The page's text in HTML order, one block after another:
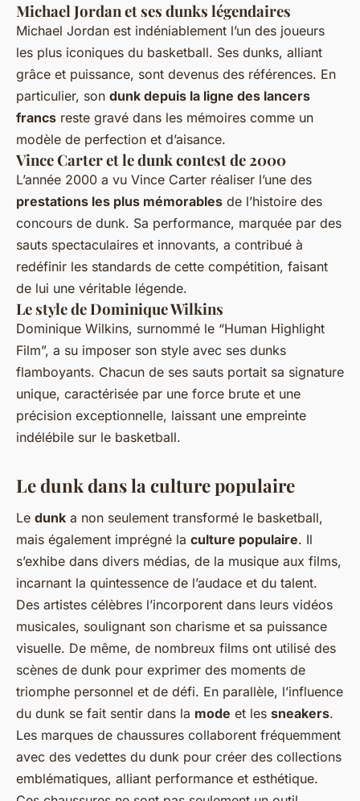
Michael Jordan et ses dunks légendaires
Michael Jordan est indéniablement l’un des joueurs
les plus iconiques du basketball. Ses dunks, alliant
grâce et puissance, sont devenus des références. En
particulier, son dunk depuis la ligne des lancers
francs reste gravé dans les mémoires comme un
modèle de perfection et d’aisance.
Vince Carter et le dunk contest de 2000
L’année 2000 a vu Vince Carter réaliser l’une des
prestations les plus mémorables de l’histoire des
concours de dunk. Sa performance, marquée par des
sauts spectaculaires et innovants, a contribué à
redéfinir les standards de cette compétition, faisant
de lui une véritable légende.
Le style de Dominique Wilkins
Dominique Wilkins, surnommé le “Human Highlight
Film”, a su imposer son style avec ses dunks
flamboyants. Chacun de ses sauts portait sa signature
unique, caractérisée par une force brute et une
précision exceptionnelle, laissant une empreinte
indélébile sur le basketball.
Le dunk dans la culture populaire
Le dunk a non seulement transformé le basketball,
mais également imprégné la culture populaire. Il
s’exhibe dans divers médias, de la musique aux films,
incarnant la quintessence de l’audace et du talent.
Des artistes célèbres l’incorporent dans leurs vidéos
musicales, soulignant son charisme et sa puissance
visuelle. De même, de nombreux films ont utilisé des
scènes de dunk pour exprimer des moments de
triomphe personnel et de défi. En parallèle, l’influence
du dunk se fait sentir dans la mode et les sneakers.
Les marques de chaussures collaborent fréquemment
avec des vedettes du dunk pour créer des collections
emblématiques, alliant performance et esthétique.